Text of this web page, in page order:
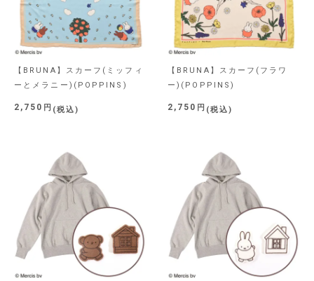
【BRUNA】スカーフ(ミッフィ
ーとメラニー)(POPPINS)
2,750 税込
【BRUNA】スカーフ(フラワ
ー)(POPPINS)
2,750 税込